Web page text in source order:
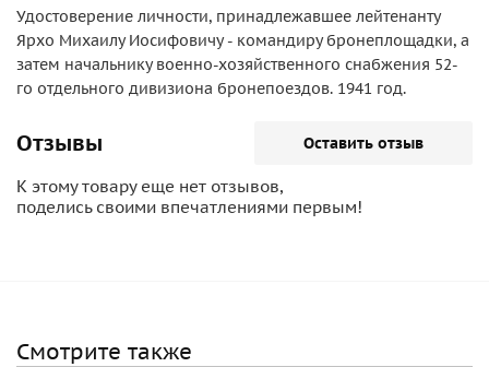
Удостоверение личности, принадлежавшее лейтенанту
Ярхо Михаилу Иосифовичу - командиру бронеплощадки, а
затем начальнику военно-хозяйственного снабжения 52-
го отдельного дивизиона бронепоездов. 1941 год.
Отзывы Оставить отзыв
К этому товару еще нет отзывов,
поделись своими впечатлениями первым!
Смотрите также